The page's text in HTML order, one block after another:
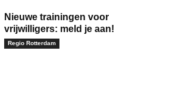
Nieuwe trainingen voor
vrijwilligers: meld je aan!
Regio Rotterdam